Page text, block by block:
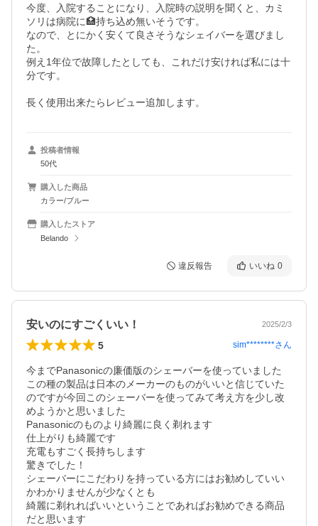
今度、入院することになり、入院時の説明を聞くと、カミ
ソリは病院に🏥持ち込め無いそうです。
なので、とにかく安くて良さそうなシェイバーを選びまし
た。
例え1年位で故障したとしても、これだけ安ければ私には十
分です。
長く使用出来たらレビュー追加します。
投稿者情報
50代
購入した商品
カラー/ブルー
購入したストア
Belando
違反報告 いいね 0
安いのにすごくいい！ 2025/2/3
5 sim********さん
今までPanasonicの廉価版のシェーバーを使っていました
この種の製品は日本のメーカーのものがいいと信じていた
のですが今回このシェーバーを使ってみて考え方を少し改
めようかと思いました
Panasonicのものより綺麗に良く剃れます
仕上がりも綺麗です
充電もすごく長持ちします
驚きでした！
シェーバーにこだわりを持っている方にはお勧めしていい
かわかりませんが少なくとも
綺麗に剃れればいいということであればお勧めできる商品
だと思います